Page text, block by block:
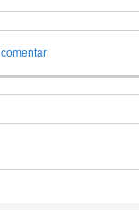
comentar